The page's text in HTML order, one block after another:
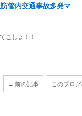
訪管内交通事故多発マ
こしょ！！
← 前の記事 このブロ